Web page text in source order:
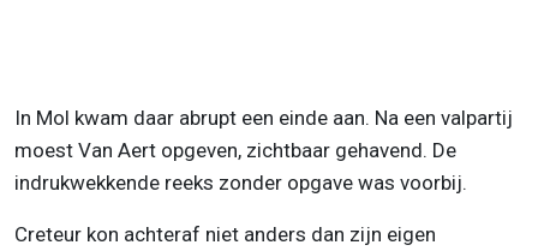
In Mol kwam daar abrupt een einde aan. Na een valpartij
moest Van Aert opgeven, zichtbaar gehavend. De
indrukwekkende reeks zonder opgave was voorbij.
Creteur kon achteraf niet anders dan zijn eigen